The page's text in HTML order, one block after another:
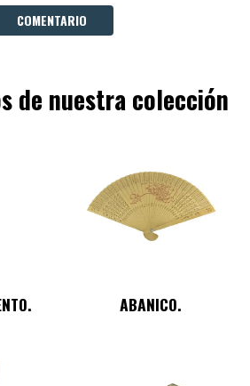
COMENTARIO
de nuestra colección
ABANICO.